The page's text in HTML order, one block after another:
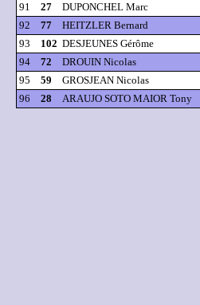
91
27 DUPONCHEL Marc
92
77 HEITZLER Bernard
93
102 DESJEUNES Gérôme
94
72 DROUIN Nicolas
95
59 GROSJEAN Nicolas
96
28 ARAUJO SOTO MAIOR Tony